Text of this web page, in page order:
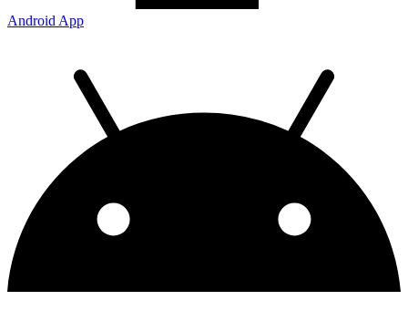
Android App